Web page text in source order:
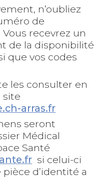
n’oubliez
de
recevrez un
de la disponibilité
que vos codes
les consulter en
site
arras.fr
seront
Médical
Santé
si celui-ci
d’identité a